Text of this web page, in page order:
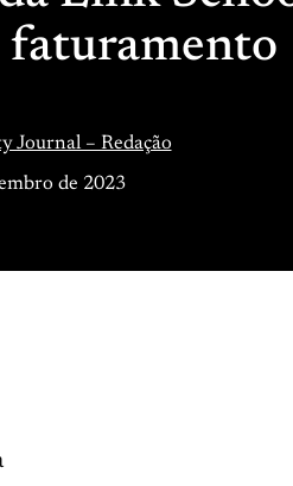
faturamento
Journal – Redação
de 2023